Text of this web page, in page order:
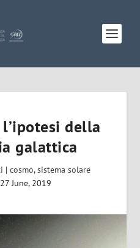
della
galattica
| cosmo,sistema solare
June, 2019